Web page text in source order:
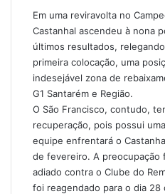
Em uma reviravolta no
Castanhal ascendeu à nona
últimos resultados,
primeira colocação, uma
indesejável zona de
G1 Santarém e Região.
O São Francisco, contudo,
recuperação, pois possui
equipe enfrentará o
de fevereiro. A
adiado contra o Clube do
foi reagendado para o dia 28